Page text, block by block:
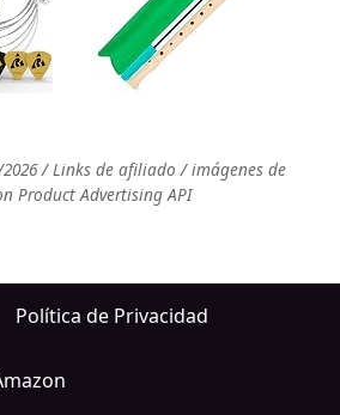
/ Links de afiliado / imágenes de
Product Advertising API
Política de Privacidad